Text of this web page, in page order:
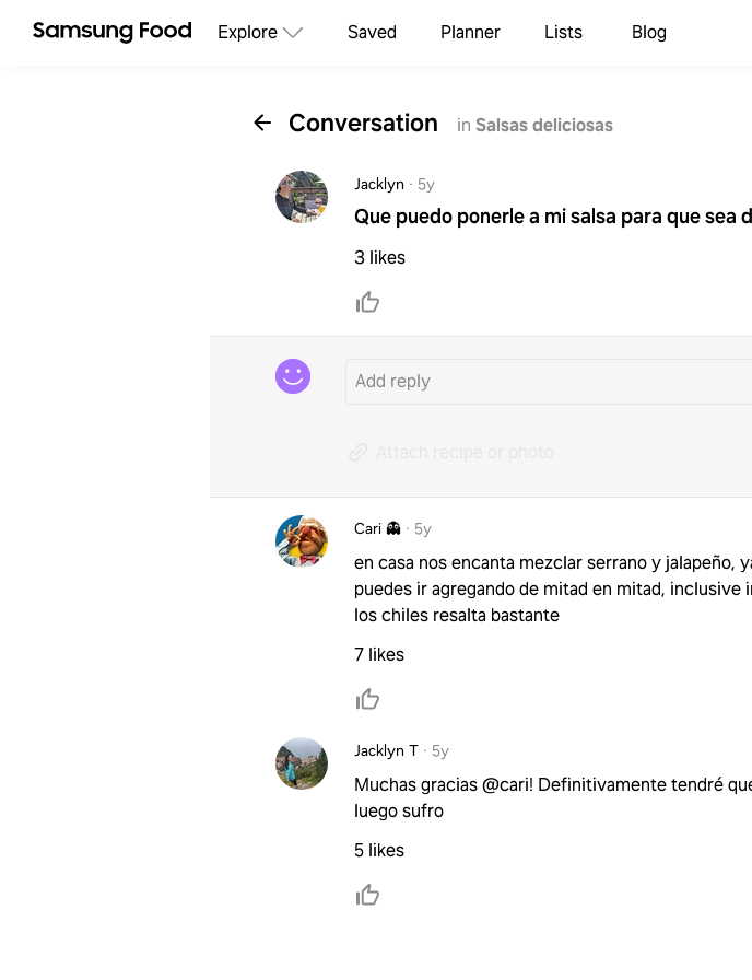
Explore Saved Planner Lists Blog
Conversation in Salsas deliciosas
Jacklyn · 5y
Que puedo ponerle a mi salsa para que sea
3 likes
Cari 👻 · 5y
en casa nos encanta mezclar serrano y jalapeño,
puedes ir agregando de mitad en mitad, inclusive
los chiles resalta bastante
7 likes
Jacklyn T · 5y
Muchas gracias @cari! Definitivamente tendré
luego sufro
5 likes